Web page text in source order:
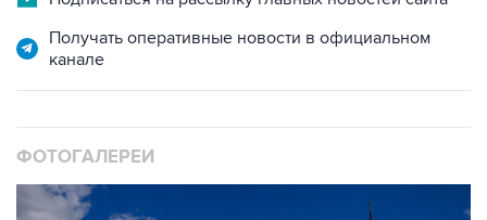
Получать оперативные новости в официальном
канале
ФОТОГАЛЕРЕИ